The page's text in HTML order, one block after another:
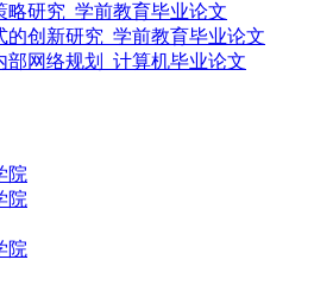
略研究_学前教育毕业论文
的创新研究_学前教育毕业论文
部网络规划_计算机毕业论文
院
院
院